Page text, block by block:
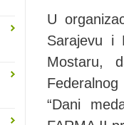
U
Sarajevu i
Mostaru,
“Dani